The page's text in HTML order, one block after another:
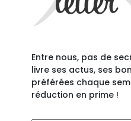
Entre nous, pas de
livre ses actus, ses
préférées chaque
réduction en prime !